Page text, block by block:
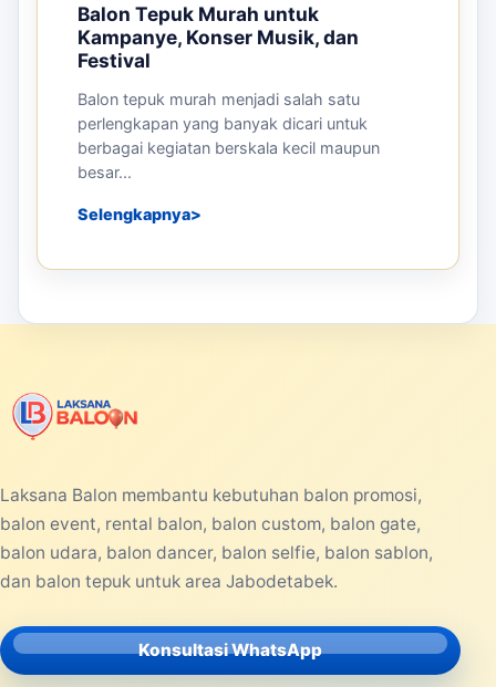
Balon Tepuk Murah untuk
Kampanye, Konser Musik, dan
Festival
Balon tepuk murah menjadi salah satu
perlengkapan yang banyak dicari untuk
berbagai kegiatan berskala kecil maupun
besar...
Selengkapnya
Laksana Balon membantu kebutuhan balon promosi,
balon event, rental balon, balon custom, balon gate,
balon udara, balon dancer, balon selfie, balon sablon,
dan balon tepuk untuk area Jabodetabek.
Konsultasi WhatsApp